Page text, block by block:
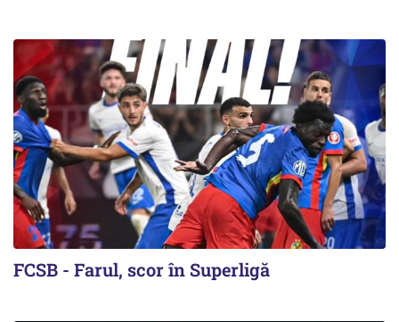
FCSB - Farul, scor în Superligă